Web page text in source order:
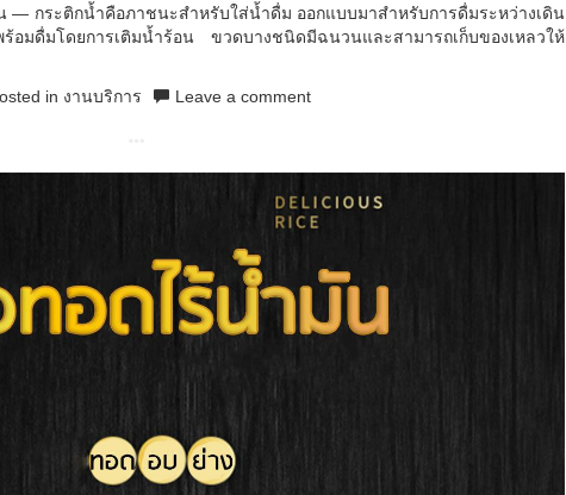
— กระติกน้ำคือภาชนะสำหรับใส่น้ำดื่ม ออกแบบมาสำหรับการดื่มระหว่างเดิน
อมดื่มโดยการเติมน้ำร้อน ขวดบางชนิดมีฉนวนและสามารถเก็บของเหลวให้
in งานบริการ Leave a comment